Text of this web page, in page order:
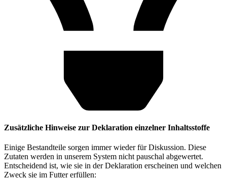
Zusätzliche Hinweise zur Deklaration einzelner Inhaltsstoffe
Einige Bestandteile sorgen immer wieder für Diskussion. Diese
Zutaten werden in unserem System nicht pauschal abgewertet.
Entscheidend ist, wie sie in der Deklaration erscheinen und welchen
Zweck sie im Futter erfüllen: